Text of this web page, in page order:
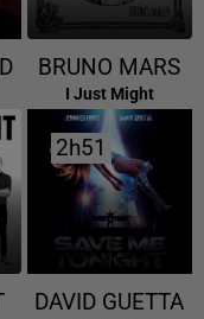
BRUNO MARS
I Just Might
2h51
2h51
DAVID GUETTA